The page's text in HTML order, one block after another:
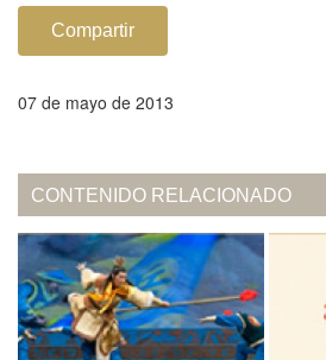
Compartir
07 de mayo de 2013
CONTENIDO RELACIONADO